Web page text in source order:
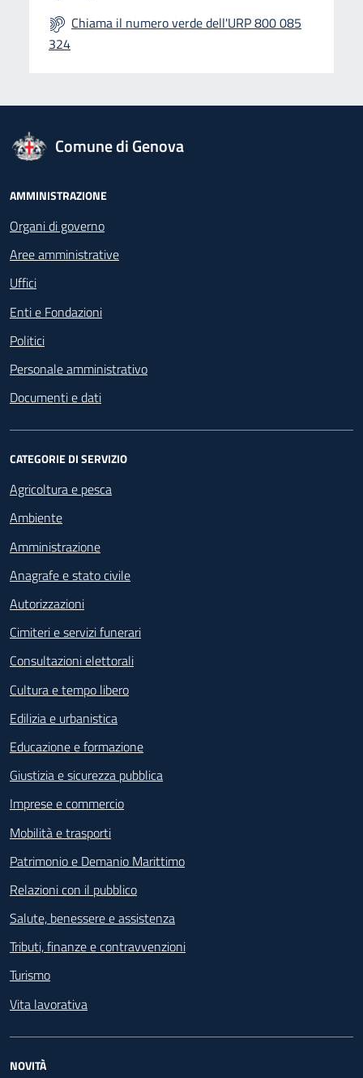
Chiama il numero verde dell'URP 800 085
324
logo Unione Europea
Comune di Genova
Footer - Navigazione
AMMINISTRAZIONE
Organi di governo
Aree amministrative
Uffici
Enti e Fondazioni
Politici
Personale amministrativo
Documenti e dati
CATEGORIE DI SERVIZIO
Agricoltura e pesca
Ambiente
Amministrazione
Anagrafe e stato civile
Autorizzazioni
Cimiteri e servizi funerari
Consultazioni elettorali
Cultura e tempo libero
Edilizia e urbanistica
Educazione e formazione
Giustizia e sicurezza pubblica
Imprese e commercio
Mobilità e trasporti
Patrimonio e Demanio Marittimo
Relazioni con il pubblico
Salute, benessere e assistenza
Tributi, finanze e contravvenzioni
Turismo
Vita lavorativa
NOVITÀ